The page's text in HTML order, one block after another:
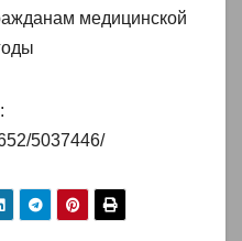
медицинской
5037446/